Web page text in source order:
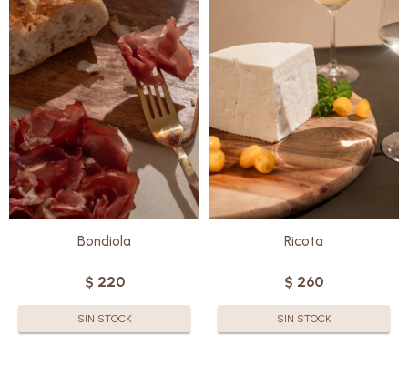
La Bondiola ovina es el
resultado de un proceso de
curación meticuloso, que
combina la mejor selección de
ovinos con un toque único de sal
y tiempo.
Saborea la perfección de lo
natural con cada bocado, un
verdadero lujo para los
sentidos.
Sin gluten
Bondiola
$ 220
SIN STOCK
de la más alta calidad, ofrece
una textura sedosa y ligera.
Destaca por su sabor suave,
ligeramente dulce y con un
toque fresco que lo convierte
en una joya gastronómica.
Sin gluten.
Ricota
$ 260
SIN STOCK